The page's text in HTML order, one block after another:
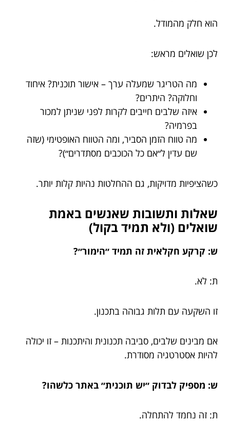
הוא חלק מהמודל.
לכן שואלים מראש:
מה הטריגר שמעלה ערך – אישור תוכנית? איחוד
וחלוקה? היתרים?
איזה שלבים חייבים לקרות לפני שניתן למכור
בפרמיה?
מה טווח הזמן הסביר, ומה הטווח האופטימי (שזה
שם עדין ל״אם כל הכוכבים מסתדרים״)?
כשהציפיות מדויקות, גם ההחלטות נהיות קלות יותר.
שאלות ותשובות שאנשים באמת
שואלים (ולא תמיד בקול)
ש: קרקע חקלאית זה תמיד ״הימור״?
ת: לא.
זו השקעה עם תלות גבוהה בתכנון.
אם מבינים שלבים, סביבה תכנונית והיתכנות – זו יכולה
להיות אסטרטגיה מסודרת.
ש: מספיק לבדוק ״יש תוכנית״ באתר כלשהו?
ת: זה נחמד להתחלה.